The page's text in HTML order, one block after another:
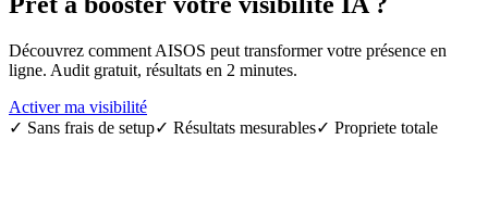
Découvrez comment AISOS peut transformer votre présence en
ligne. Audit gratuit, résultats en 2 minutes.
Activer ma visibilité
✓ Sans frais de setup✓ Résultats mesurables✓ Propriete totale